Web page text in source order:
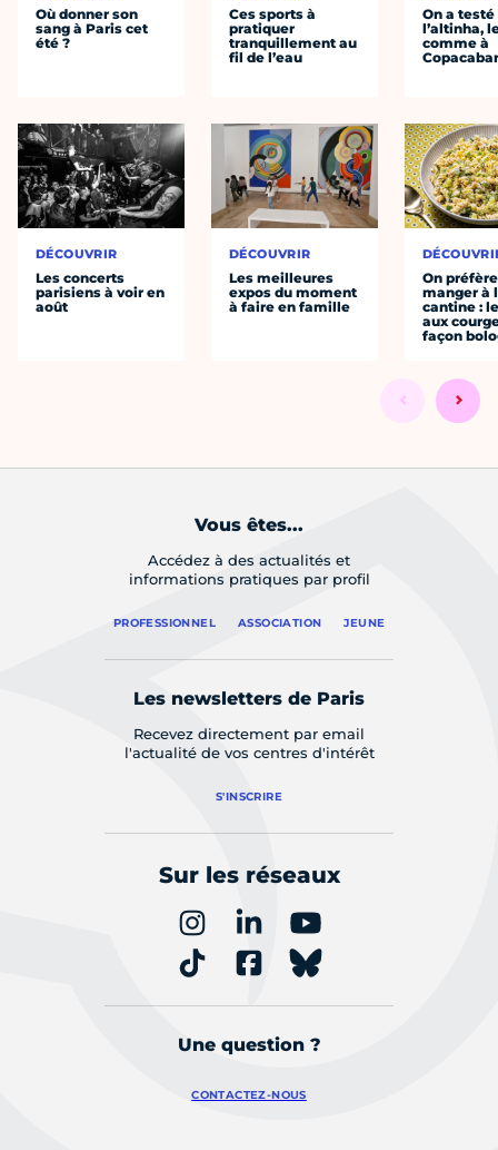
Où donner son
sang à Paris cet
été ?
DÉCOUVRIR
Les concerts
parisiens à voir en
août
Ces sports à
pratiquer
tranquillement au
fil de l’eau
DÉCOUVRIR
Les meilleures
expos du moment
à faire en famille
On a testé
l’altinha,
comme à
On préfère
manger à
cantine :
aux
façon
Vous êtes...
Accédez à des actualités et
informations pratiques par profil
PROFESSIONNEL ASSOCIATION JEUNE
Les newsletters de Paris
Recevez directement par email
l'actualité de vos centres d'intérêt
S'INSCRIRE
Sur les réseaux
Une question ?
CONTACTEZ-NOUS